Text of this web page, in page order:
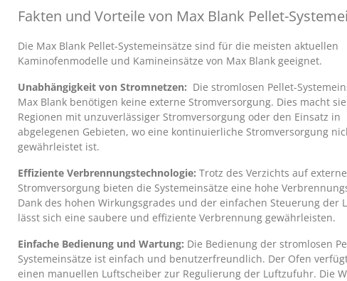
Fakten und Vorteile von Max Blank Pellet-
Die Max Blank Pellet-Systemeinsätze sind für die meisten aktuellen
Kaminofenmodelle und Kamineinsätze von Max Blank geeignet.
Unabhängigkeit von Stromnetzen: Die stromlosen Pellet-
Max Blank benötigen keine externe Stromversorgung. Dies macht
Regionen mit unzuverlässiger Stromversorgung oder den Einsatz in
abgelegenen Gebieten, wo eine kontinuierliche Stromversorgung
gewährleistet ist.
Effiziente Verbrennungstechnologie: Trotz des Verzichts auf externe
Stromversorgung bieten die Systemeinsätze eine hohe
Dank des hohen Wirkungsgrades und der einfachen Steuerung der
lässt sich eine saubere und effiziente Verbrennung gewährleisten.
Einfache Bedienung und Wartung: Die Bedienung der stromlosen
Systemeinsätze ist einfach und benutzerfreundlich. Der Ofen
einen manuellen Luftscheiber zur Regulierung der Luftzufuhr. Die